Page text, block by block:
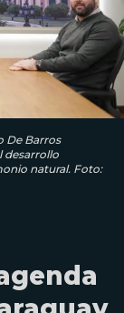
De Barros
desarrollo
natural. Foto: